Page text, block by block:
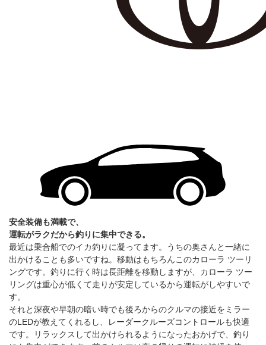
安全装備も満載で、
運転がラクだから釣りに集中できる。
最近は乗合船でのイカ釣りに凝ってます。うちの奥さんと一緒に
出かけることも多いですね。移動はもちろんこのカローラ ツーリ
ングです。釣りに行く時は長距離を移動しますが、カローラ ツー
リングは重心が低くて走りが安定しているから運転がしやすいで
す。
それと深夜や早朝の暗い時でも後ろからのクルマの接近をミラー
のLEDが教えてくれるし、レーダークルーズコントロールも快適
です。リラックスして出かけられるようになったおかげで、釣り